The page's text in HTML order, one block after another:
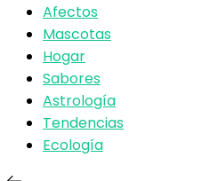
Afectos
Mascotas
Hogar
Sabores
Astrología
Tendencias
Ecología